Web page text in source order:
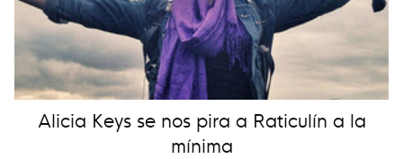
Alicia Keys se nos pira a Raticulín a la
mínima